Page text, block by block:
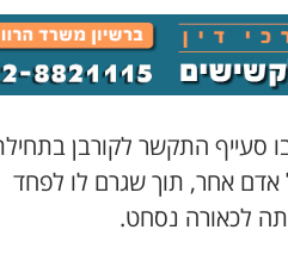
סעייף התקשר לקורבן
אחר, תוך שגרם לו לפחד
לכאורה נסחט.